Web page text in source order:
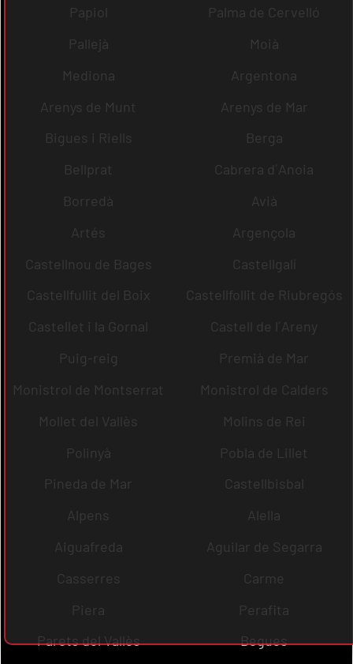
Papiol
Palma de Cervelló
Pallejà
Moià
Mediona
Argentona
Arenys de Munt
Arenys de Mar
Bigues i Riells
Berga
Bellprat
Cabrera d´Anoia
Borredà
Avià
Artés
Argençola
Castellnou de Bages
Castellgalí
Castellfullit del Boix
Castellfollit de Riubregós
Castellet i la Gornal
Castell de l´Areny
Puig-reig
Premià de Mar
Monistrol de Montserrat
Monistrol de Calders
Mollet del Vallès
Molins de Rei
Polinyà
Pobla de Lillet
Pineda de Mar
Castellbisbal
Alpens
Alella
Aiguafreda
Aguilar de Segarra
Casserres
Carme
Piera
Perafita
Parets del Vallès
Begues